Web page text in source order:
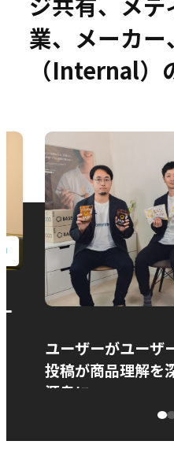
事例
セミナー
お問
業、メーカ
（Internal）
ユーザーがユーザ
投稿が商品理解を
源泉に